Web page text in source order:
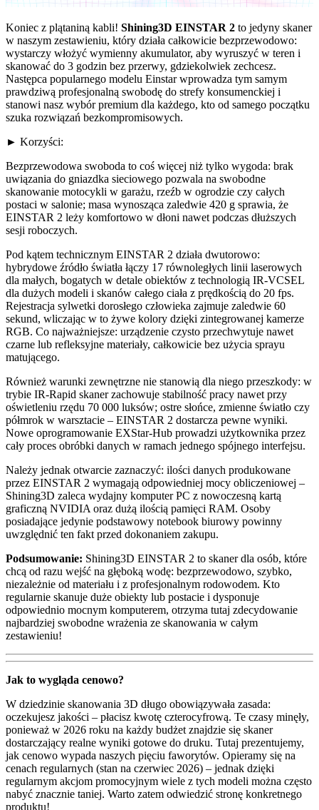
Koniec z plątaniną kabli! Shining3D EINSTAR 2 to jedyny skaner
w naszym zestawieniu, który działa całkowicie bezprzewodowo:
wystarczy włożyć wymienny akumulator, aby wyruszyć w teren i
skanować do 3 godzin bez przerwy, gdziekolwiek zechcesz.
Następca popularnego modelu Einstar wprowadza tym samym
prawdziwą profesjonalną swobodę do strefy konsumenckiej i
stanowi nasz wybór premium dla każdego, kto od samego początku
szuka rozwiązań bezkompromisowych.
► Korzyści:
Bezprzewodowa swoboda to coś więcej niż tylko wygoda: brak
uwiązania do gniazdka sieciowego pozwala na swobodne
skanowanie motocykli w garażu, rzeźb w ogrodzie czy całych
postaci w salonie; masa wynosząca zaledwie 420 g sprawia, że
EINSTAR 2 leży komfortowo w dłoni nawet podczas dłuższych
sesji roboczych.
Pod kątem technicznym EINSTAR 2 działa dwutorowo:
hybrydowe źródło światła łączy 17 równoległych linii laserowych
dla małych, bogatych w detale obiektów z technologią IR-VCSEL
dla dużych modeli i skanów całego ciała z prędkością do 20 fps.
Rejestracja sylwetki dorosłego człowieka zajmuje zaledwie 60
sekund, wliczając w to żywe kolory dzięki zintegrowanej kamerze
RGB. Co najważniejsze: urządzenie czysto przechwytuje nawet
czarne lub refleksyjne materiały, całkowicie bez użycia sprayu
matującego.
Również warunki zewnętrzne nie stanowią dla niego przeszkody: w
trybie IR-Rapid skaner zachowuje stabilność pracy nawet przy
oświetleniu rzędu 70 000 luksów; ostre słońce, zmienne światło czy
półmrok w warsztacie – EINSTAR 2 dostarcza pewne wyniki.
Nowe oprogramowanie EXStar-Hub prowadzi użytkownika przez
cały proces obróbki danych w ramach jednego spójnego interfejsu.
Należy jednak otwarcie zaznaczyć: ilości danych produkowane
przez EINSTAR 2 wymagają odpowiedniej mocy obliczeniowej –
Shining3D zaleca wydajny komputer PC z nowoczesną kartą
graficzną NVIDIA oraz dużą ilością pamięci RAM. Osoby
posiadające jedynie podstawowy notebook biurowy powinny
uwzględnić ten fakt przed dokonaniem zakupu.
Podsumowanie: Shining3D EINSTAR 2 to skaner dla osób, które
chcą od razu wejść na głęboką wodę: bezprzewodowo, szybko,
niezależnie od materiału i z profesjonalnym rodowodem. Kto
regularnie skanuje duże obiekty lub postacie i dysponuje
odpowiednio mocnym komputerem, otrzyma tutaj zdecydowanie
najbardziej swobodne wrażenia ze skanowania w całym
zestawieniu!
Jak to wygląda cenowo?
W dziedzinie skanowania 3D długo obowiązywała zasada:
oczekujesz jakości – płacisz kwotę czterocyfrową. Te czasy minęły,
ponieważ w 2026 roku na każdy budżet znajdzie się skaner
dostarczający realne wyniki gotowe do druku. Tutaj prezentujemy,
jak cenowo wypada naszych pięciu faworytów. Opieramy się na
cenach regularnych (stan na czerwiec 2026) – jednak dzięki
regularnym akcjom promocyjnym wiele z tych modeli można często
nabyć znacznie taniej. Warto zatem odwiedzić stronę konkretnego
produktu!